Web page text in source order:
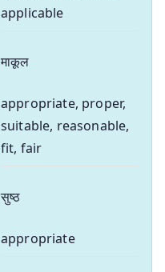
applicable
माकूल
appropriate, proper,
suitable, reasonable,
fit, fair
सुष्ठ
appropriate